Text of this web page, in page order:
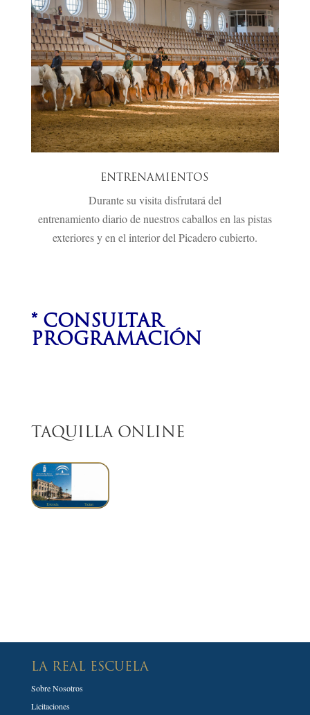
ENTRENAMIENTOS
Durante su visita disfrutará del
entrenamiento diario de nuestros caballos en las pistas
exteriores y en el interior del Picadero cubierto.
* CONSULTAR
PROGRAMACIÓN
TAQUILLA ONLINE
LA REAL ESCUELA
Sobre Nosotros
Licitaciones